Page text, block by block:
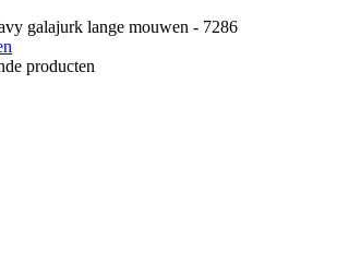
galajurk lange mouwen - 7286
producten